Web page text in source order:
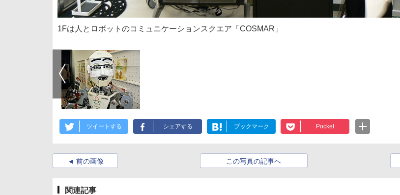
1Fは人とロボットのコミュニケーションスクエア「COSMAR」
ツイートする シェアする ブックマーク Pocket
前の画像 この写真の記事へ
関連記事